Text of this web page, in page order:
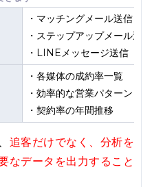
・マッチングメール送信
・ステップアップメール送信
・LINEメッセージ送信
・各媒体の成約率一覧
・効率的な営業パターン
・契約率の年間推移
追客だけでなく、分析を
なデータを出力すること